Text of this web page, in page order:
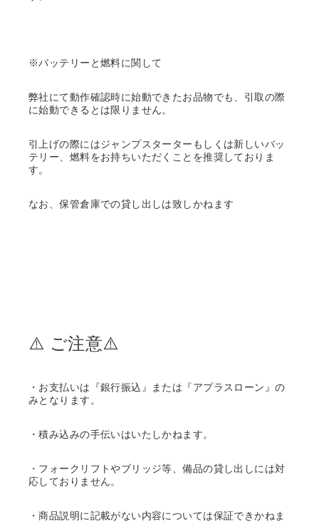
※バッテリーと燃料に関して
弊社にて動作確認時に始動できたお品物でも、引取の際
に始動できるとは限りません。
引上げの際にはジャンプスターターもしくは新しいバッ
テリー、燃料をお持ちいただくことを推奨しておりま
す。
なお、保管倉庫での貸し出しは致しかねます
⚠️ ご注意⚠️
・お支払いは『銀行振込』または『アプラスローン』の
みとなります。
・積み込みの手伝いはいたしかねます。
・フォークリフトやブリッジ等、備品の貸し出しには対
応しておりません。
・商品説明に記載がない内容については保証できかねま